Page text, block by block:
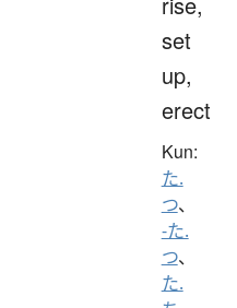
set
up,
erect
Kun:
た.
つ、
-た.
つ、
た.